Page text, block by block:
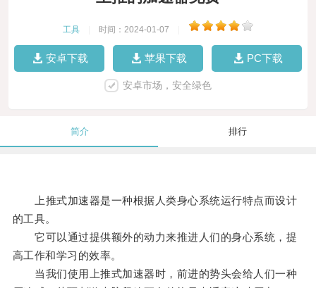
工具 时间：2024-01-07
安卓下载 苹果下载 PC下载
安卓市场，安全绿色
简介 排行
上推式加速器是一种根据人类身心系统运行特点而设计
的工具。
它可以通过提供额外的动力来推进人们的身心系统，提
高工作和学习的效率。
当我们使用上推式加速器时，前进的势头会给人们一种